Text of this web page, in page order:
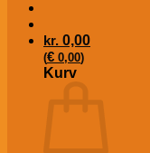
kr. 0,00
(€ 0,00)
Kurv